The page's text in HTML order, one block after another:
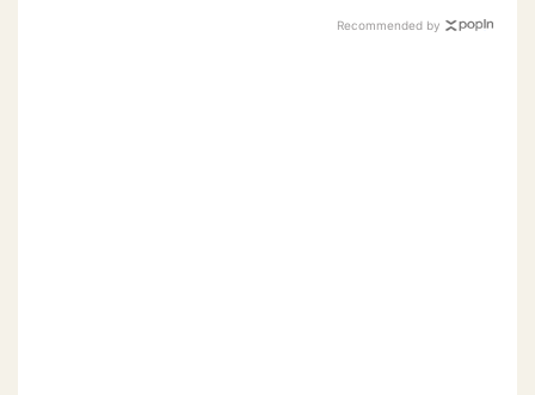
Recommended by